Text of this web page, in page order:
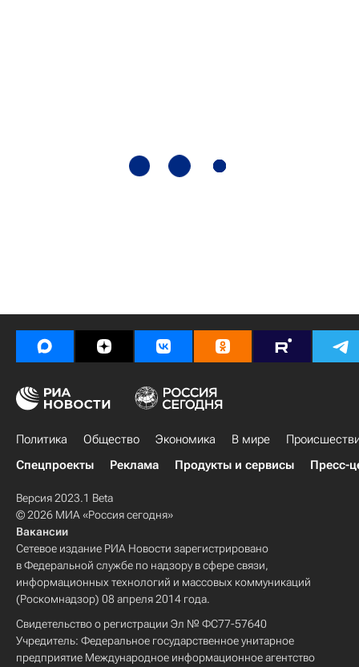
Политика Общество Экономика В мире
Спецпроекты
Реклама Продукты и сервисы Пресс-
Версия 2023.1 Beta
© 2026 МИА «Россия сегодня»
Вакансии
Сетевое издание РИА Новости зарегистрировано
в Федеральной службе по надзору в сфере связи,
информационных технологий и массовых коммуникаций
(Роскомнадзор) 08 апреля 2014 года.
Свидетельство о регистрации Эл № ФС77-57640
Учредитель: Федеральное государственное унитарное
предприятие Международное информационное агентство